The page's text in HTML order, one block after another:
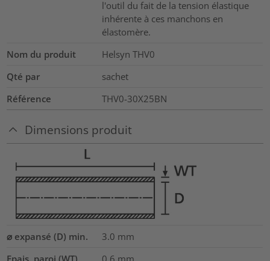
l'outil du fait de la tension élastique
inhérente à ces manchons en
élastomère.
Nom du produit
Helsyn THV0
Qté par
sachet
Référence
THV0-30X25BN
Dimensions produit
⌀ expansé (D) min. 3.0 mm